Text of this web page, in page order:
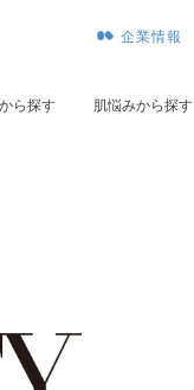
企業情報
ら探す 肌悩みから探す